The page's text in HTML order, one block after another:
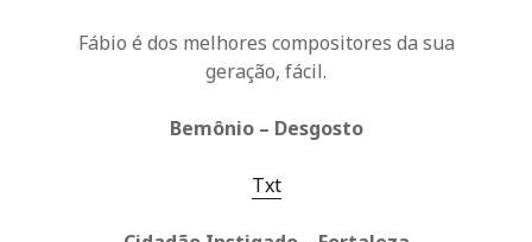
Fábio é dos melhores compositores da sua
geração, fácil.
Bemônio – Desgosto
Txt